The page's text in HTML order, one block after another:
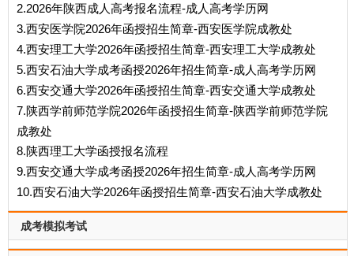
2.2026年陕西成人高考报名流程-成人高考学历网
3.西安医学院2026年函授招生简章-西安医学院成教处
4.西安理工大学2026年函授招生简章-西安理工大学成教处
5.西安石油大学成考函授2026年招生简章-成人高考学历网
6.西安交通大学2026年函授招生简章-西安交通大学成教处
7.陕西学前师范学院2026年函授招生简章-陕西学前师范学院
成教处
8.陕西理工大学函授报名流程
9.西安交通大学成考函授2026年招生简章-成人高考学历网
10.西安石油大学2026年函授招生简章-西安石油大学成教处
成考模拟考试